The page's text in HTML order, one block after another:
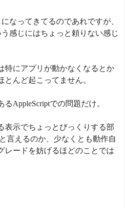
なってきてるのであれですが、
感じにはちょっと頼りない感じ
特にアプリが動かなくなるとか
んど起こってません。
AppleScriptでの問題だけ。
表示でちょっとびっくりする部
言えるのか、少なくとも動作自
レードを妨げるほどのことでは